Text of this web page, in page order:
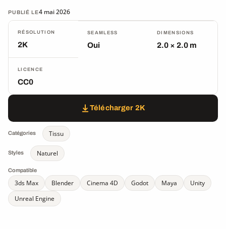
PUBLIÉ LE4 mai 2026
RÉSOLUTION
2K
SEAMLESS
Oui
DIMENSIONS
2.0 × 2.0 m
LICENCE
CC0
Télécharger 2K
Catégories Tissu
Styles Naturel
Compatible
3ds Max Blender Cinema 4D Godot Maya
Unity
Unreal Engine